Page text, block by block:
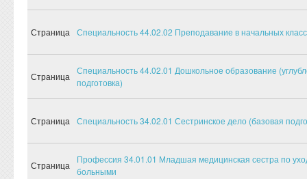
Страница Специальность 44.02.02 Преподавание в начальных
Страница
Специальность 44.02.01 Дошкольное образование
подготовка)
Страница Специальность 34.02.01 Сестринское дело (базовая
Страница
Профессия 34.01.01 Младшая медицинская сестра по
больными